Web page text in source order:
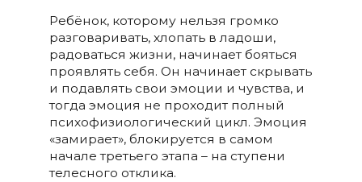
Ребёнок, которому нельзя громко
разговаривать, хлопать в ладоши,
радоваться жизни, начинает бояться
проявлять себя. Он начинает скрывать
и подавлять свои эмоции и чувства, и
тогда эмоция не проходит полный
психофизиологический цикл. Эмоция
«замирает», блокируется в самом
начале третьего этапа – на ступени
телесного отклика.